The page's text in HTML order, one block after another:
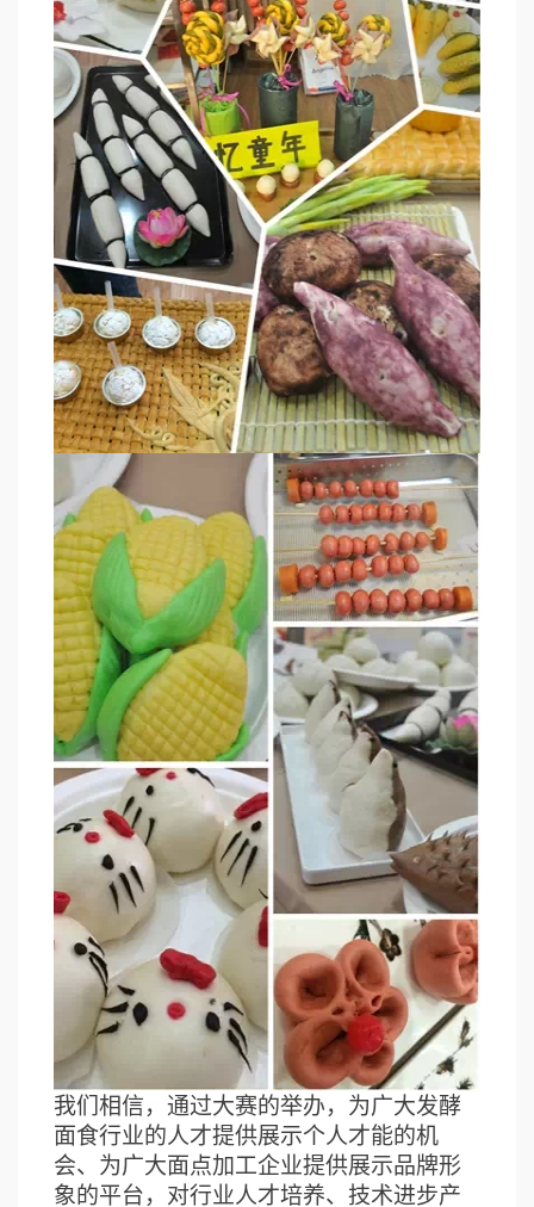
我们相信，通过大赛的举办，为广大发酵
面食行业的人才提供展示个人才能的机
会、为广大面点加工企业提供展示品牌形
象的平台，对行业人才培养、技术进步产